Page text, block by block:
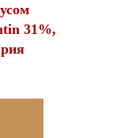
31%,